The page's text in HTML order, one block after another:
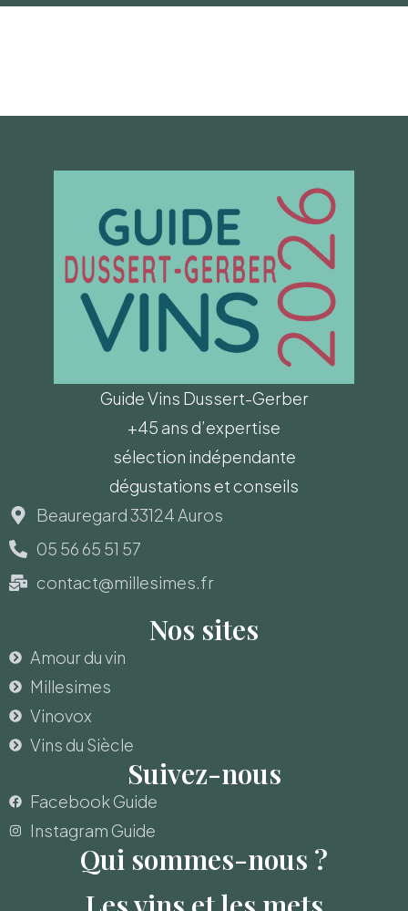
Guide Vins Dussert-Gerber
+45 ans d’expertise
sélection indépendante
dégustations et conseils
Beauregard 33124 Auros
05 56 65 51 57
contact@millesimes.fr
Nos sites
Amour du vin
Millesimes
Vinovox
Vins du Siècle
Suivez-nous
Facebook Guide
Instagram Guide
Qui sommes-nous ?